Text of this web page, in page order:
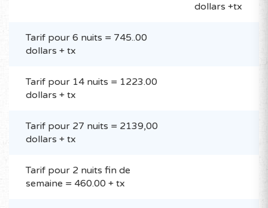
dollars +tx
Tarif pour 6 nuits = 745..00
dollars + tx
Tarif pour 14 nuits = 1223.00
dollars + tx
Tarif pour 27 nuits = 2139,00
dollars + tx
Tarif pour 2 nuits fin de
semaine = 460.00 + tx